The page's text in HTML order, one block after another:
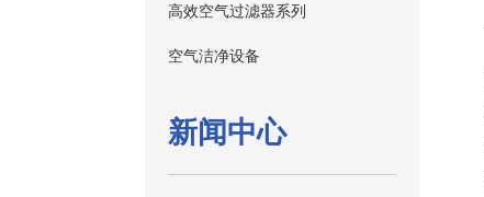
高效空气过滤器系列
空气洁净设备
新闻中心